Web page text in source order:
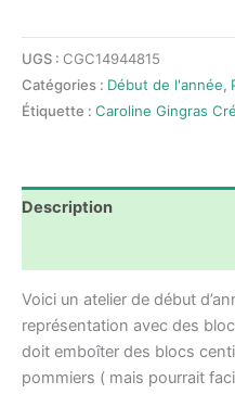
début
d'année
représente
avec
nombres
UGS : CGC14944815
Catégories : Début de l'année,
Étiquette : Caroline Gingras
Description
Voici un atelier de début
représentation avec des
doit emboîter des blocs
pommiers ( mais pourrait